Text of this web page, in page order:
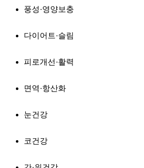
풍성·영양보충
다이어트·슬림
피로개선·활력
면역·항산화
눈건강
코건강